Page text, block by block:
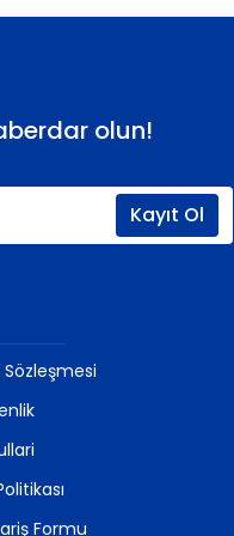
olun!
Kayıt Ol
Sözleşmesi
Formu